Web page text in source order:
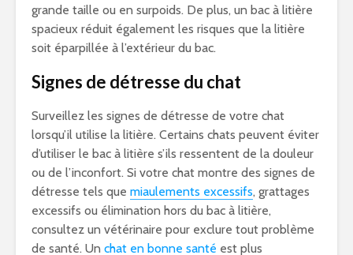
grande taille ou en surpoids. De plus, un bac à litière
spacieux réduit également les risques que la litière
soit éparpillée à l’extérieur du bac.
Signes de détresse du chat
Surveillez les signes de détresse de votre chat
lorsqu’il utilise la litière. Certains chats peuvent éviter
d’utiliser le bac à litière s’ils ressentent de la douleur
ou de l’inconfort. Si votre chat montre des signes de
détresse tels que miaulements excessifs, grattages
excessifs ou élimination hors du bac à litière,
consultez un vétérinaire pour exclure tout problème
de santé. Un chat en bonne santé est plus